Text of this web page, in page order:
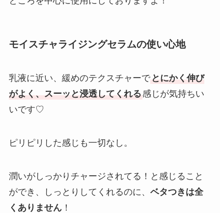
モイスチャライジングセラムの使い心地
乳液に近い、緩めのテクスチャーで とにかく伸び
がよく、スーッと浸透してくれる 感じが気持ちい
いです♡
ピリピリした感じも一切なし。
潤いがしっかりチャージされてる！と感じること
ができ、しっとりしてくれるのに、 ベタつきは全
くありません！